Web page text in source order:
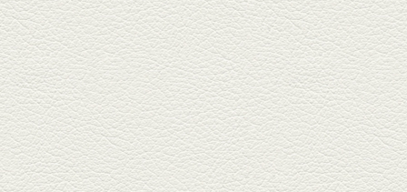
2025年2月28日放送
踊る車海老＆あか牛串 ウ
ニとキャビア乗せ
ホテル日航熊本の裏、創作串揚
げの新たな店「串ハル」へ「銀
しろ...
2025年2月7日放送
マグロのレアカツ＆合鴨
とカブのゆず煮